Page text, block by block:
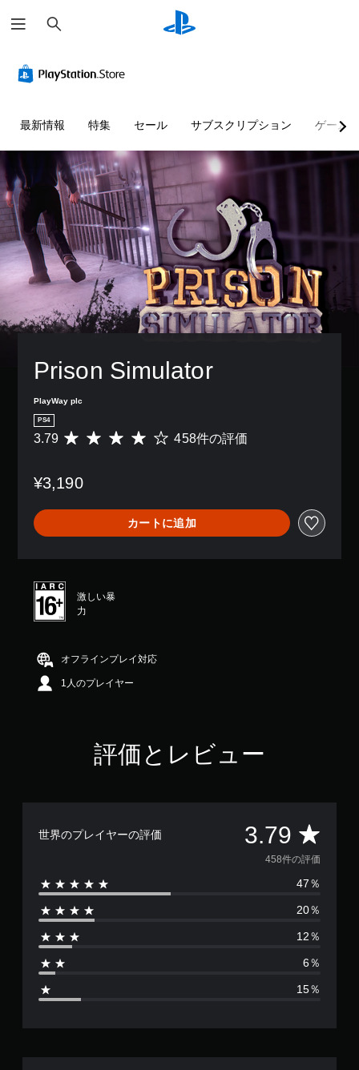
索
最新情報 特集 セール サブスクリプション ゲーム
Prison Simulator
PlayWay plc
PS4
評
は
5
8
、
評
価
は
階
の
3.79 458件の評価
¥3,190
カートに追加
激しい暴
力
オフラインプレイ対応
1人のプレイヤー
評価とレビュー
世界のプレイヤーの評価 3.79 評
価
数
は
5
458件の評価
47％
20％
12％
6％
15％